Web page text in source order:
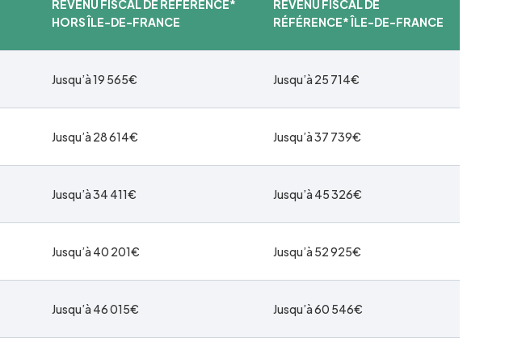
REVENU FISCAL DE RÉFÉRENCE*
HORS ÎLE-DE-FRANCE
REVENU FISCAL DE
RÉFÉRENCE* ÎLE-DE-FRANCE
Jusqu’à 19 565€ Jusqu’à 25 714€
Jusqu’à 28 614€ Jusqu’à 37 739€
Jusqu’à 34 411€ Jusqu’à 45 326€
Jusqu’à 40 201€ Jusqu’à 52 925€
Jusqu’à 46 015€ Jusqu’à 60 546€